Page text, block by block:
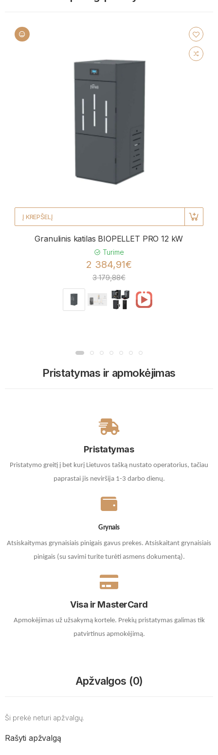
Į KREPŠELĮ
Granulinis katilas BIOPELLET PRO 12 kW
Turime
2 384,91€
3 179,88€
Pristatymas ir apmokėjimas
Pristatymas
Pristatymo greitį į bet kurį Lietuvos tašką nustato operatorius, tačiau
paprastai jis neviršija 1-3 darbo dienų.
Grynais
Atsiskaitymas grynaisiais pinigais gavus prekes. Atsiskaitant grynaisiais
pinigais (su savimi turite turėti asmens dokumentą).
Visa ir MasterCard
Apmokėjimas už užsakymą kortele. Prekių pristatymas galimas tik
patvirtinus apmokėjimą.
Apžvalgos (0)
Ši prekė neturi apžvalgų.
Rašyti apžvalgą